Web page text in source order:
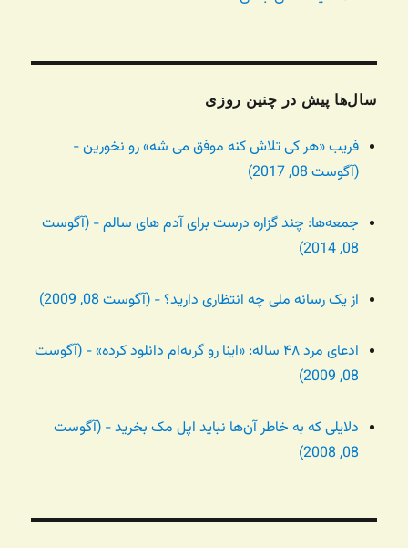
سال‌ها پیش در چنین روزی
فریب «هر کی تلاش کنه موفق می شه» رو نخورین -
(آگوست 08, 2017)
جمعه‌ها: چند گزاره درست برای آدم های سالم - (آگوست
08, 2014)
از یک رسانه ملی چه انتظاری دارید؟ - (آگوست 08, 2009)
ادعای مرد ۴۸ ساله: «اینا رو گربه‌ام دانلود کرده» - (آگوست
08, 2009)
دلایلی که به خاطر آن‌ها نباید اپل مک بخرید - (آگوست
08, 2008)